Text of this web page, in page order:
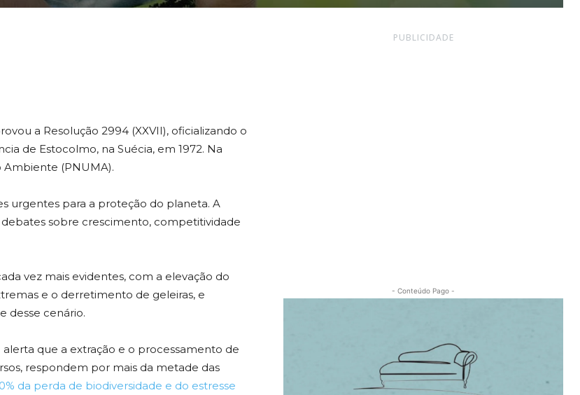
a Resolução 2994 (XXVII), oficializando o
de Estocolmo, na Suécia, em 1972. Na
Ambiente (PNUMA).
urgentes para a proteção do planeta. A
sobre crescimento, competitividade
vez mais evidentes, com a elevação do
e o derretimento de geleiras, e
desse cenário.
que a extração e o processamento de
respondem por mais da metade das
da perda de biodiversidade e do estresse
PUBLICIDADE
- Conteúdo Pago -